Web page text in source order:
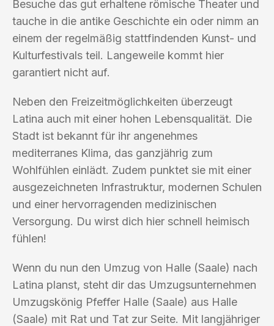
Besuche das gut erhaltene römische Theater und
tauche in die antike Geschichte ein oder nimm an
einem der regelmäßig stattfindenden Kunst- und
Kulturfestivals teil. Langeweile kommt hier
garantiert nicht auf.
Neben den Freizeitmöglichkeiten überzeugt
Latina auch mit einer hohen Lebensqualität. Die
Stadt ist bekannt für ihr angenehmes
mediterranes Klima, das ganzjährig zum
Wohlfühlen einlädt. Zudem punktet sie mit einer
ausgezeichneten Infrastruktur, modernen Schulen
und einer hervorragenden medizinischen
Versorgung. Du wirst dich hier schnell heimisch
fühlen!
Wenn du nun den Umzug von Halle (Saale) nach
Latina planst, steht dir das Umzugsunternehmen
Umzugskönig Pfeffer Halle (Saale) aus Halle
(Saale) mit Rat und Tat zur Seite. Mit langjähriger